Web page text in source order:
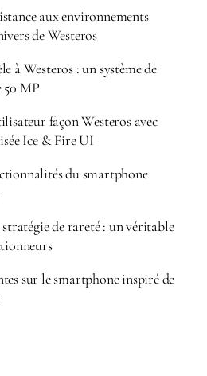
aux environnements
de Westeros
à Westeros : un système de
50 MP
façon Westeros avec
Ice & Fire UI
du smartphone
de rareté : un véritable
sur le smartphone inspiré de